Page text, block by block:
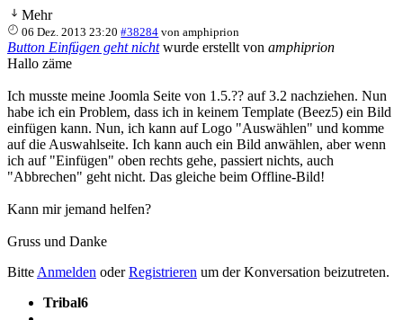
Mehr
06 Dez. 2013 23:20 #38284 vonamphiprion
Button Einfügen geht nichtwurde erstellt von amphiprion
Hallo zäme
Ich musste meine Joomla Seite von 1.5.?? auf 3.2 nachziehen. Nun
habe ich ein Problem, dass ich in keinem Template (Beez5) ein Bild
einfügen kann. Nun, ich kann auf Logo "Auswählen" und komme
auf die Auswahlseite. Ich kann auch ein Bild anwählen, aber wenn
ich auf "Einfügen" oben rechts gehe, passiert nichts, auch
"Abbrechen" geht nicht. Das gleiche beim Offline-Bild!
Kann mir jemand helfen?
Gruss und Danke
Bitte Anmelden oderRegistrieren um der Konversation beizutreten.
Tribal6